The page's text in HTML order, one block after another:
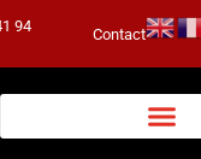
94 Contact